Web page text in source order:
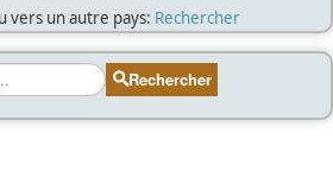
vers un autre pays: Rechercher
Rechercher